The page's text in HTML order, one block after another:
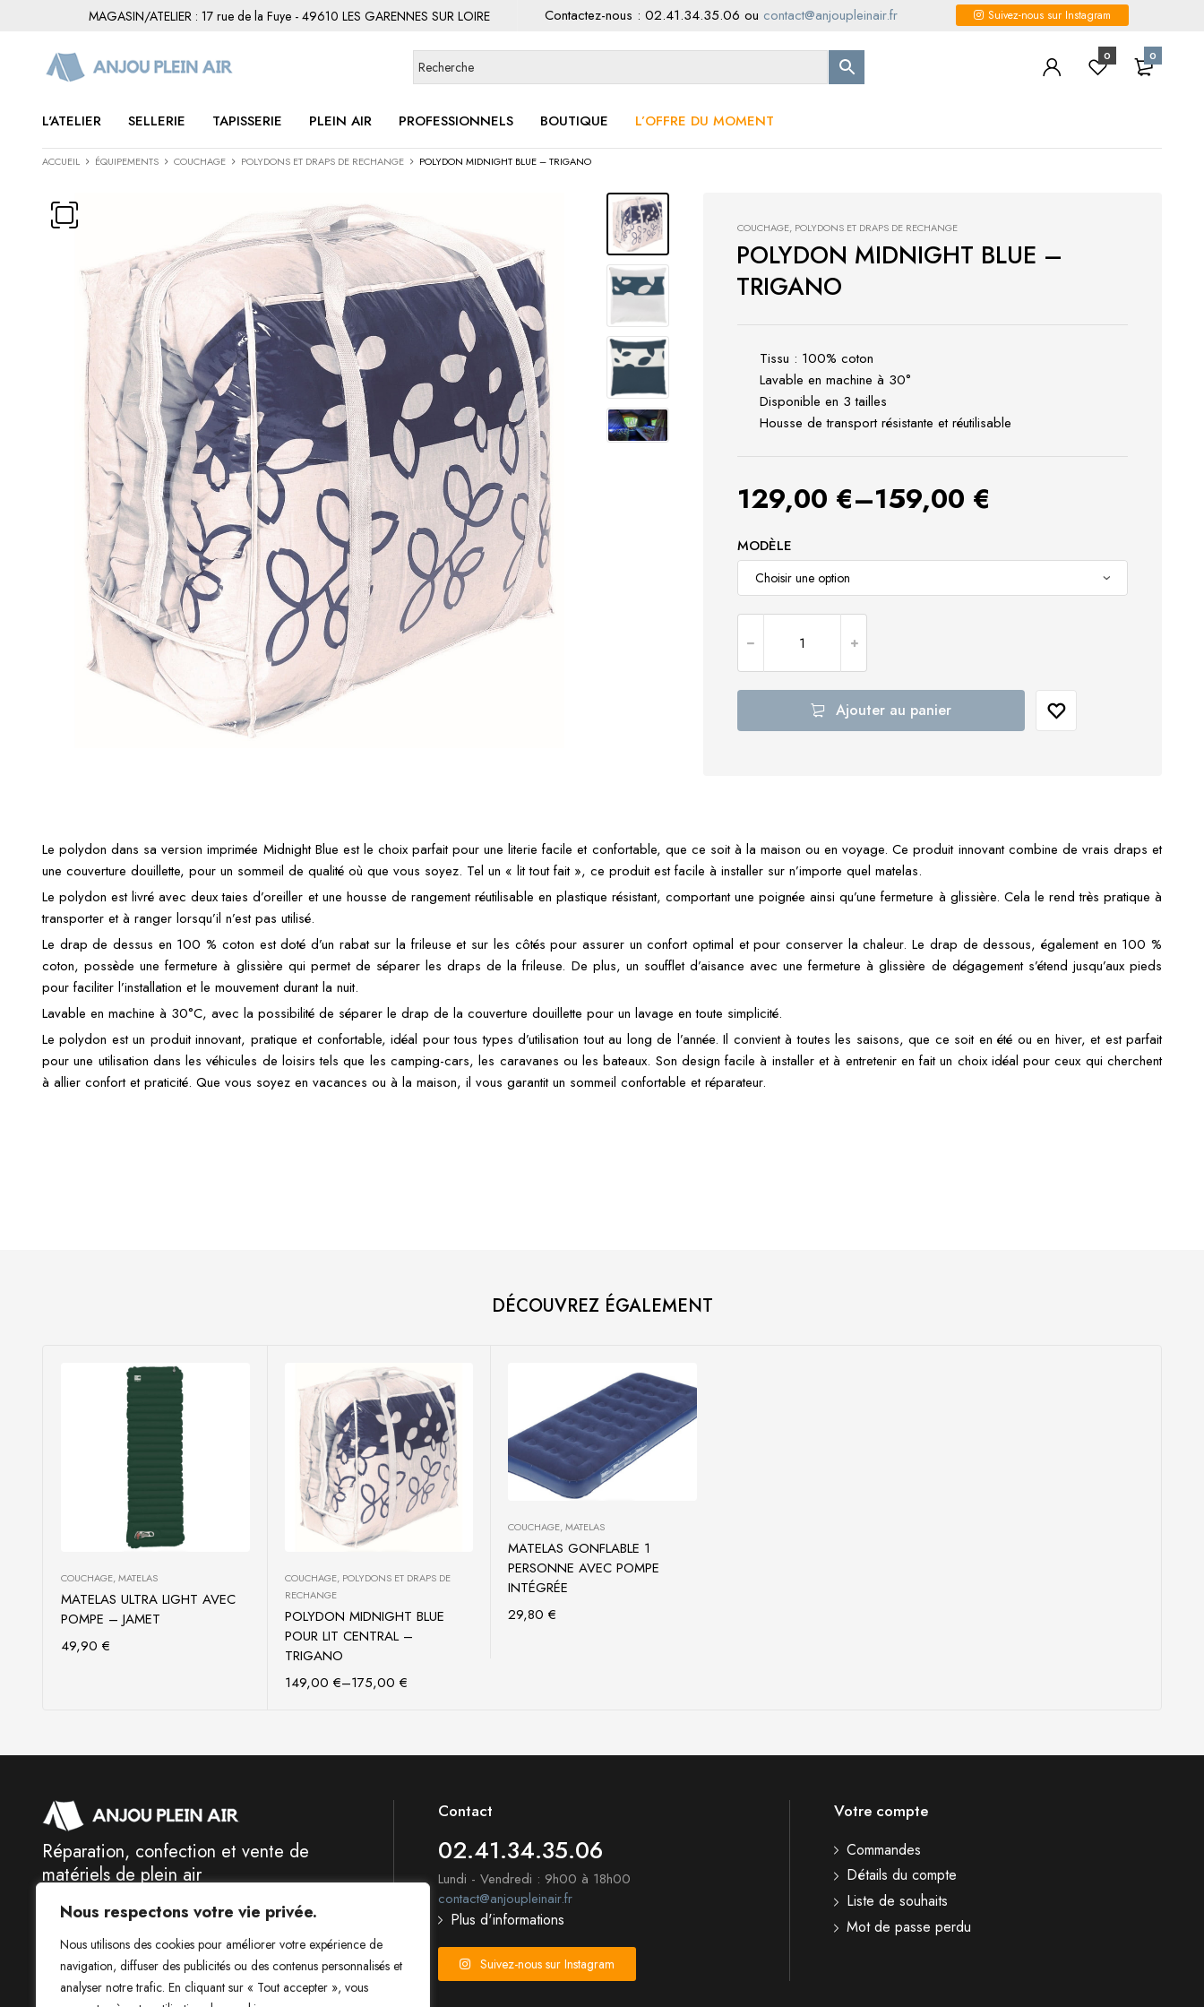
Nous respectons votre vie privée.
Nous utilisons des cookies pour améliorer votre expérience de
navigation, diffuser des publicités ou des contenus personnalisés et
analyser notre trafic. En cliquant sur « Tout accepter », vous
MAGASIN/ATELIER : 17 rue de la Fuye - 49610 LES GARENNES SUR LOIRE Contactez-nous : 02.41.34.35.06 ou contact@anjoupleinair.fr Suivez-nous sur Instagram
0 0
L'ATELIER SELLERIE TAPISSERIE PLEIN AIR PROFESSIONNELS BOUTIQUE L’OFFRE DU MOMENT
ACCUEIL ÉQUIPEMENTS COUCHAGE POLYDONS ET DRAPS DE RECHANGE POLYDON MIDNIGHT BLUE – TRIGANO
COUCHAGE, POLYDONS ET DRAPS DE RECHANGE
POLYDON MIDNIGHT BLUE –
TRIGANO
Tissu : 100% coton
Lavable en machine à 30°
Disponible en 3 tailles
Housse de transport résistante et réutilisable
129,00 €–159,00 €
MODÈLE
Ajouter au panier
Le polydon dans sa version imprimée Midnight Blue est le choix parfait pour une literie facile et confortable, que ce soit à la maison ou en voyage. Ce produit innovant combine de vrais draps et
une couverture douillette, pour un sommeil de qualité où que vous soyez. Tel un « lit tout fait », ce produit est facile à installer sur n’importe quel matelas.
Le polydon est livré avec deux taies d’oreiller et une housse de rangement réutilisable en plastique résistant, comportant une poignée ainsi qu’une fermeture à glissière. Cela le rend très pratique à
transporter et à ranger lorsqu’il n’est pas utilisé.
Le drap de dessus en 100 % coton est doté d’un rabat sur la frileuse et sur les côtés pour assurer un confort optimal et pour conserver la chaleur. Le drap de dessous, également en 100 %
coton, possède une fermeture à glissière qui permet de séparer les draps de la frileuse. De plus, un soufflet d’aisance avec une fermeture à glissière de dégagement s’étend jusqu’aux pieds
pour faciliter l’installation et le mouvement durant la nuit.
Lavable en machine à 30°C, avec la possibilité de séparer le drap de la couverture douillette pour un lavage en toute simplicité.
Le polydon est un produit innovant, pratique et confortable, idéal pour tous types d’utilisation tout au long de l’année. Il convient à toutes les saisons, que ce soit en été ou en hiver, et est parfait
pour une utilisation dans les véhicules de loisirs tels que les camping-cars, les caravanes ou les bateaux. Son design facile à installer et à entretenir en fait un choix idéal pour ceux qui cherchent
à allier confort et praticité. Que vous soyez en vacances ou à la maison, il vous garantit un sommeil confortable et réparateur.
DÉCOUVREZ ÉGALEMENT
Ajouter au panier
COUCHAGE,MATELAS
MATELAS ULTRA LIGHT AVEC
POMPE – JAMET
49,90 €
Choix des options
COUCHAGE, POLYDONS ET DRAPS DE
RECHANGE
POLYDON MIDNIGHT BLUE
POUR LIT CENTRAL –
TRIGANO
149,00 €–175,00 €
Ajouter au panier
COUCHAGE,MATELAS
MATELAS GONFLABLE 1
PERSONNE AVEC POMPE
INTÉGRÉE
29,80€
Réparation, confection et vente de
matériels de plein air
Contact
02.41.34.35.06
Lundi - Vendredi : 9h00 à 18h00
contact@anjoupleinair.fr
Plus d'informations
Suivez-nous sur Instagram
Votre compte
Commandes
Détails du compte
Liste de souhaits
Mot de passe perdu